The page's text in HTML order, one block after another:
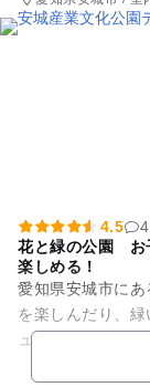
園・総合公園
4.5
花と緑の公園 お
楽しめる！
愛知県安城市に
を楽しんだり、
ュしたりできる